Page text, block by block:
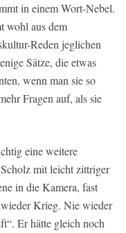
in einem Wort-Nebel.
wohl aus dem
Reden jeglichen
Sätze, die etwas
wenn man sie so
Fragen auf, als sie
eine weitere
mit leicht zittriger
in die Kamera, fast
Krieg. Nie wieder
Er hätte gleich noch